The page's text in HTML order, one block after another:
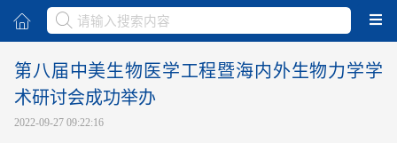
取消
第八届中美生物医学工程暨海内外生物力学学
术研讨会成功举办
2022-09-27 09:22:16